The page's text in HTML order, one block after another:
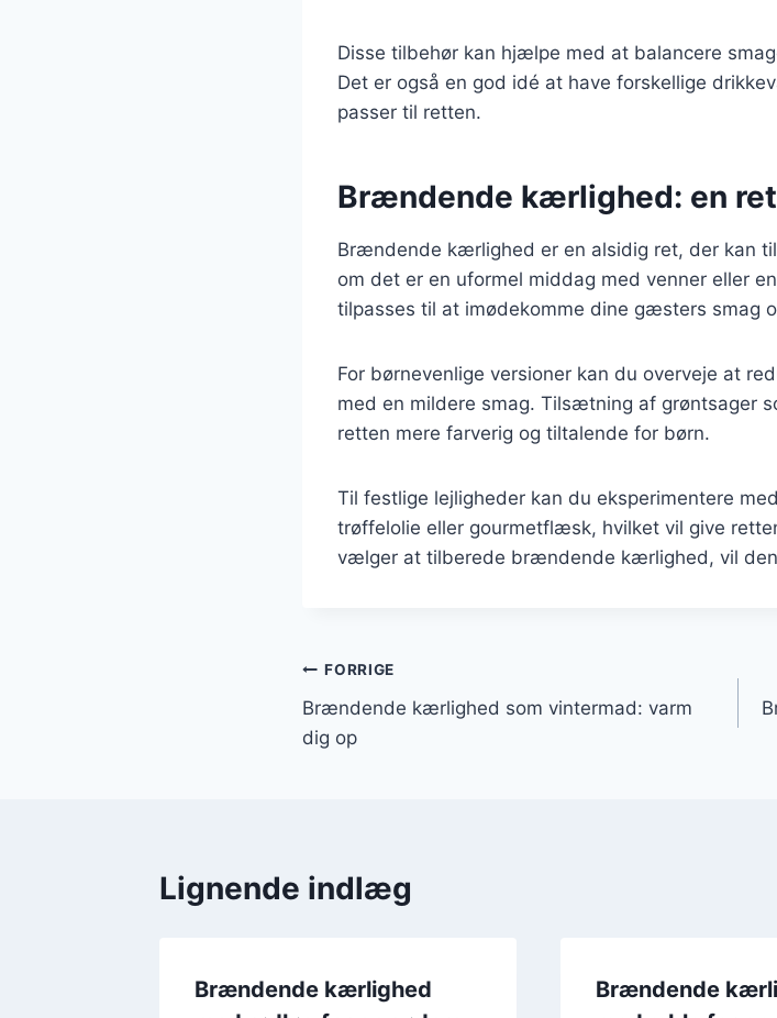
Disse tilbehør kan hjælpe med at balancere
Det er også en god idé at have forskellige
passer til retten.
Brændende kærlighed: en
Brændende kærlighed er en alsidig ret, der kan
om det er en uformel middag med venner eller
tilpasses til at imødekomme dine gæsters smag
For børnevenlige versioner kan du overveje at
med en mildere smag. Tilsætning af grøntsager
retten mere farverig og tiltalende for børn.
Til festlige lejligheder kan du eksperimentere
trøffelolie eller gourmetflæsk, hvilket vil give
vælger at tilberede brændende kærlighed, vil
Indlægsnavigation
FORRIGE
Brændende kærlighed som vintermad: varm
dig op
Lignende indlæg
Brændende kærlighed
Brændende